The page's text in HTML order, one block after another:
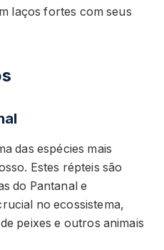
laços fortes com seus
das espécies mais
Estes répteis são
do Pantanal e
no ecossistema,
peixes e outros animais